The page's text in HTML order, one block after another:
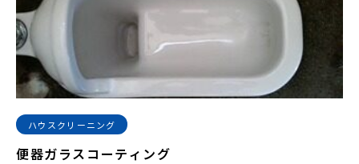
ハウスクリーニング
便器ガラスコーティング